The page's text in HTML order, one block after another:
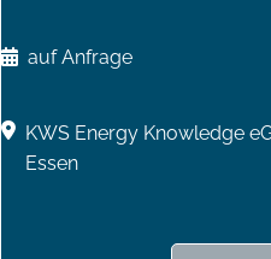
auf Anfrage
KWS Energy Knowledge
Essen